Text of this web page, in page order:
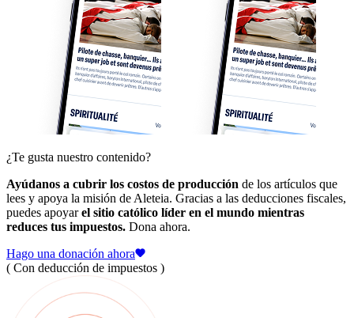
¿Te gusta nuestro contenido?
Ayúdanos a cubrir los costos de producción de los artículos que
lees y apoya la misión de Aleteia. Gracias a las deducciones fiscales,
puedes apoyarel sitio católico líder en el mundo mientras
reduces tus impuestos. Dona ahora.
Hago una donación ahora
( Con deducción de impuestos )